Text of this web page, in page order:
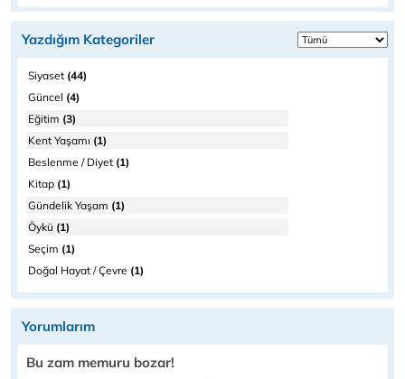
Yazdığım Kategoriler
Siyaset (44)
Güncel (4)
Eğitim (3)
Kent Yaşamı (1)
Beslenme / Diyet (1)
Kitap (1)
Gündelik Yaşam (1)
Öykü (1)
Seçim (1)
Doğal Hayat / Çevre (1)
Yorumlarım
Bu zam memuru bozar!